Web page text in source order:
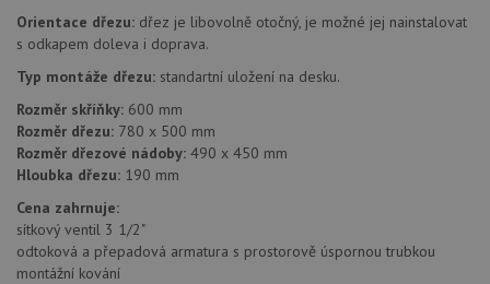
Orientace dřezu: dřez je libovolně otočný, je možné jej nainstalovat
s odkapem doleva i doprava.
Typ montáže dřezu: standartní uložení na desku.
Rozměr skříňky: 600 mm
Rozměr dřezu: 780 x 500 mm
Rozměr dřezové nádoby: 490 x 450 mm
Hloubka dřezu: 190 mm
Cena zahrnuje:
sítkový ventil 3 1/2"
odtoková a přepadová armatura s prostorově úspornou trubkou
montážní kování
soubory
Nezbytně nutné soubory
Nezbytně nutné soubory cookie umožňují základní